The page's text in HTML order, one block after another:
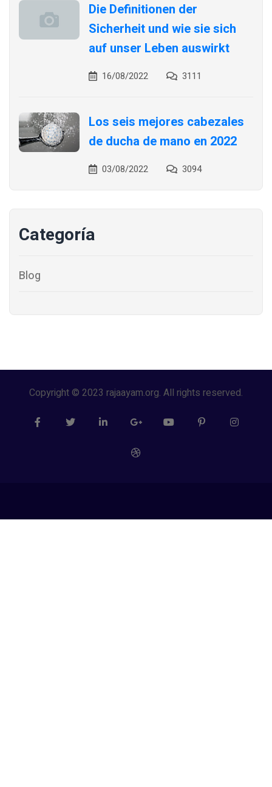
Die Definitionen der
Sicherheit und wie sie sich
auf unser Leben auswirkt
16/08/2022 3111
Los seis mejores cabezales
de ducha de mano en 2022
03/08/2022 3094
Categoría
Blog
Copyright © 2023 rajaayam.org. All rights reserved.